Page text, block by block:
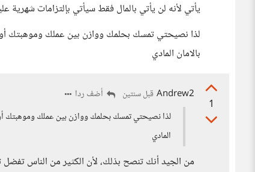
يأتي لأنه لن يأتي بالمال فقط سيأتي بإلتزامات شهرية
لذا نصيحتي تمسك بحلمك ووازن بين عملك وموهبتك
بالامان المادي
1
Andrew2 قبل سنتين
أضف ردا
لذا نصيحتي تمسك بحلمك ووازن بين عملك وموهبتك
المادي
من الجيد أنك تنصح بذلك، لأن الكثير من الناس